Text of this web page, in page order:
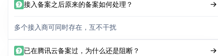
接入备案之后原来的备案如何处理？
多个接入商可同时存在，互不干扰
已在腾讯云备案过，为什么还是阻断？